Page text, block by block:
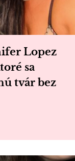
Lopez
sa
tvár bez